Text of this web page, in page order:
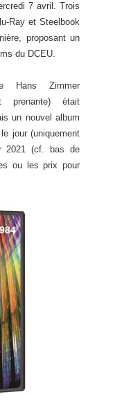
7 avril. Trois
Ray et Steelbook
proposant un
du DCEU.
Hans Zimmer
prenante) était
un nouvel album
jour (uniquement
2021 (cf. bas de
ou les prix pour